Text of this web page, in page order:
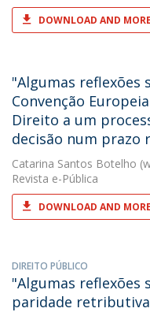
DOWNLOAD AND
"Algumas reflexões
Convenção
Direito a um
decisão num prazo
Catarina Santos Botelho
Revista e-Pública
DOWNLOAD AND
DIREITO PÚBLICO
"Algumas reflexões
paridade